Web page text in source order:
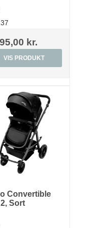
kr.
VIS PRODUKT
Convertible
Sort